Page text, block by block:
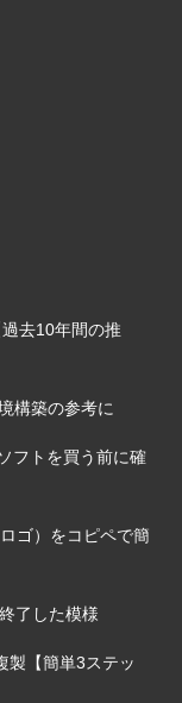
去10年間の推
構築の参考に
フトを買う前に確
ゴ）をコピペで簡
了した模様
製【簡単3ステッ